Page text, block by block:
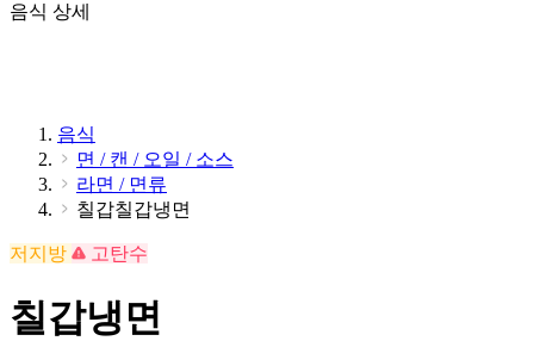
음식 상세
음식
면 / 캔 / 오일 / 소스
라면 / 면류
칠갑칠갑냉면
저지방 고탄수
칠갑냉면